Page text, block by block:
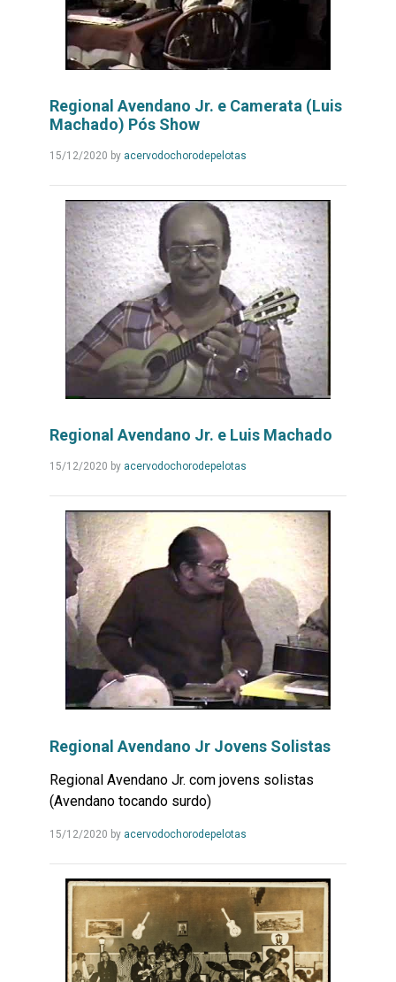
Regional Avendano Jr. e Camerata (Luis
Machado) Pós Show
15/12/2020 by acervodochorodepelotasLeia
Regional Avendano Jr. e Luis Machado
15/12/2020 by acervodochorodepelotasLeia
Regional Avendano Jr Jovens Solistas
Regional Avendano Jr. com jovens solistas
(Avendano tocando surdo)
15/12/2020 by acervodochorodepelotasLeia